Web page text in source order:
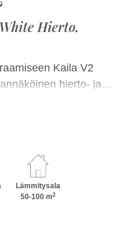
Hierto,
Kaila V2
hierto- ja
tilaan kuin tilaan ja
lisätä sen
takkapesää voit
Lämmitysala
50-100 m2